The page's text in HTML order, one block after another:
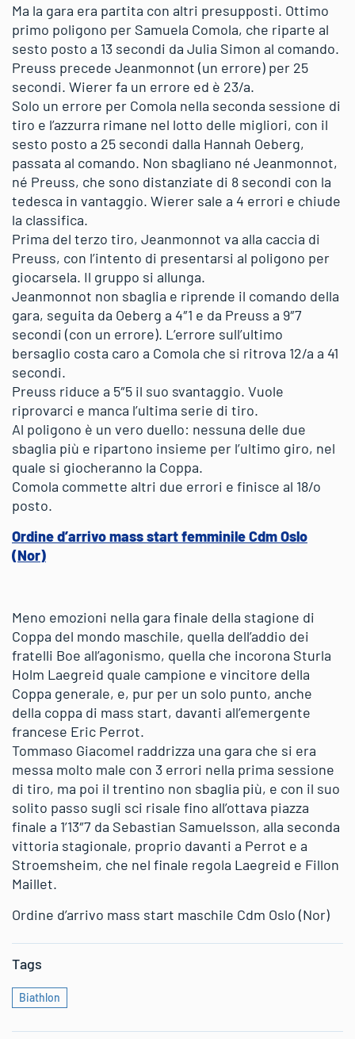
Ma la gara era partita con altri presupposti. Ottimo
primo poligono per Samuela Comola, che riparte al
sesto posto a 13 secondi da Julia Simon al comando.
Preuss precede Jeanmonnot (un errore) per 25
secondi. Wierer fa un errore ed è 23/a.
Solo un errore per Comola nella seconda sessione di
tiro e l’azzurra rimane nel lotto delle migliori, con il
sesto posto a 25 secondi dalla Hannah Oeberg,
passata al comando. Non sbagliano né Jeanmonnot,
né Preuss, che sono distanziate di 8 secondi con la
tedesca in vantaggio. Wierer sale a 4 errori e chiude
la classifica.
Prima del terzo tiro, Jeanmonnot va alla caccia di
Preuss, con l’intento di presentarsi al poligono per
giocarsela. Il gruppo si allunga.
Jeanmonnot non sbaglia e riprende il comando della
gara, seguita da Oeberg a 4″1 e da Preuss a 9″7
secondi (con un errore). L’errore sull’ultimo
bersaglio costa caro a Comola che si ritrova 12/a a 41
secondi.
Preuss riduce a 5″5 il suo svantaggio. Vuole
riprovarci e manca l’ultima serie di tiro.
Al poligono è un vero duello: nessuna delle due
sbaglia più e ripartono insieme per l’ultimo giro, nel
quale si giocheranno la Coppa.
Comola commette altri due errori e finisce al 18/o
posto.
Ordine d’arrivo mass start femminile Cdm Oslo
(Nor)
Meno emozioni nella gara finale della stagione di
Coppa del mondo maschile, quella dell’addio dei
fratelli Boe all’agonismo, quella che incorona Sturla
Holm Laegreid quale campione e vincitore della
Coppa generale, e, pur per un solo punto, anche
della coppa di mass start, davanti all’emergente
francese Eric Perrot.
Tommaso Giacomel raddrizza una gara che si era
messa molto male con 3 errori nella prima sessione
di tiro, ma poi il trentino non sbaglia più, e con il suo
solito passo sugli sci risale fino all’ottava piazza
finale a 1’13″7 da Sebastian Samuelsson, alla seconda
vittoria stagionale, proprio davanti a Perrot e a
Stroemsheim, che nel finale regola Laegreid e Fillon
Maillet.
Ordine d’arrivo mass start maschile Cdm Oslo (Nor)
Tags
Biathlon